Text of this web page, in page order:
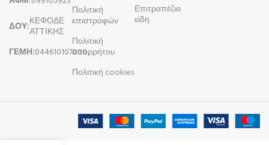
ΔΟΥ:ΚΕΦΟΔΕ
ΑΤΤΙΚΗΣ
ΓΕΜΗ:044610107000
Πολιτική
επιστροφών
Πολιτική
απορρήτου
Πολιτική cookies
Επιτραπέζια
είδη